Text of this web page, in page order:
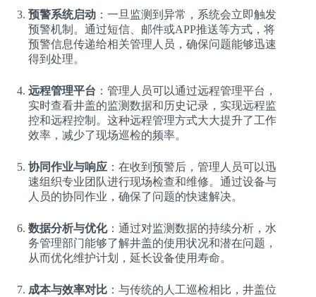
预警系统启动 ：一旦监测到异常，系统会立即触发
预警机制。通过短信、邮件或APP推送等方式，将
预警信息传递给相关管理人员，确保问题能够迅速
得到处理。
远程管理平台 ：管理人员可以通过远程管理平台，
实时查看井盖的监测数据和历史记录，实现远程监
控和远程控制。这种远程管理方式大大提升了工作
效率，减少了现场巡检的频率。
协同作业与响应 ：在收到预警后，管理人员可以迅
速组织专业团队进行现场检查和维修。通过设备与
人员的协同作业，确保了问题的快速解决。
数据分析与优化：通过对监测数据的持续分析，水
务管理部门能够了解井盖的使用状况和潜在问题，
从而优化维护计划，延长设备使用寿命。
成本与效率对比 ：与传统的人工巡检相比，井盖位